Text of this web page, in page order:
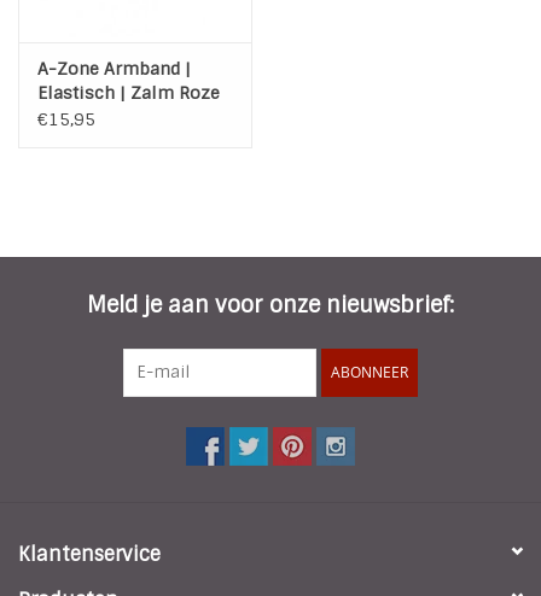
A-Zone Armband |
Elastisch | Zalm Roze
€15,95
Meld je aan voor onze nieuwsbrief:
ABONNEER
Klantenservice